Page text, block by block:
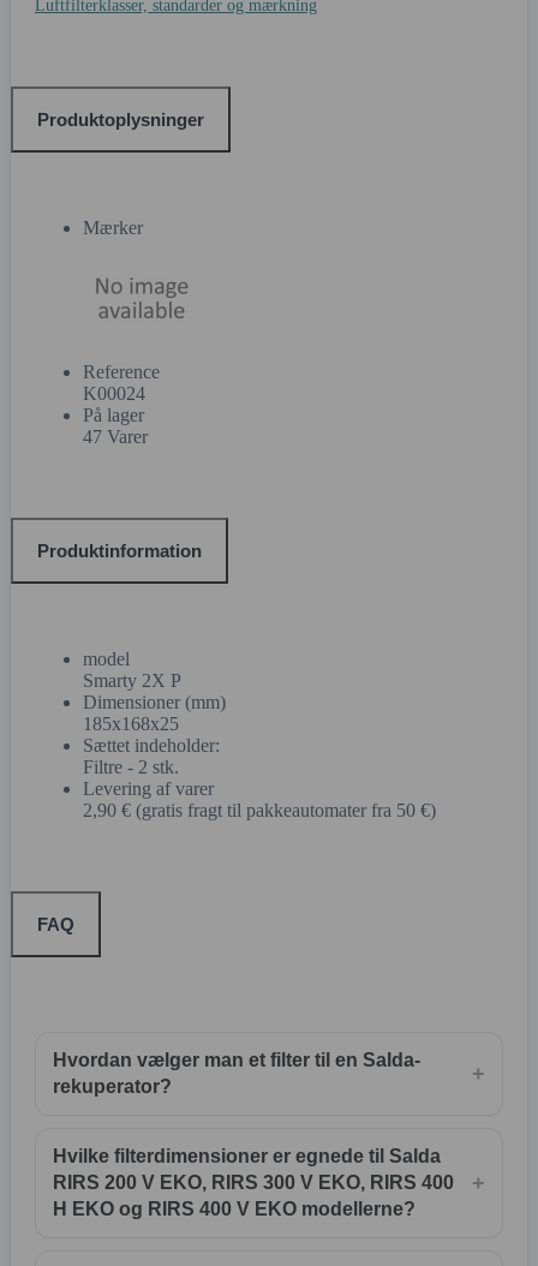
Luftfilterklasser, standarder og mærkning
Produktoplysninger
Mærker
Reference
K00024
På lager
47 Varer
Produktinformation
model
Smarty 2X P
Dimensioner (mm)
185x168x25
Sættet indeholder:
Filtre - 2 stk.
Levering af varer
2,90 € (gratis fragt til pakkeautomater fra 50 €)
FAQ
Hvordan vælger man et filter til en Salda-
rekuperator?
+
Hvilke filterdimensioner er egnede til Salda
RIRS 200 V EKO, RIRS 300 V EKO, RIRS 400
H EKO og RIRS 400 V EKO modellerne?
+